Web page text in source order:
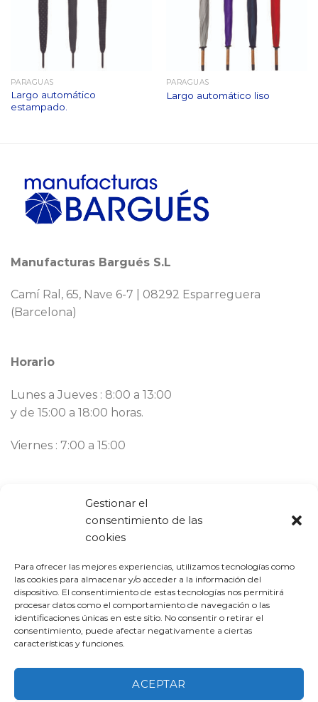
Gestionar el
consentimiento de las
cookies
Para ofrecer las mejores experiencias, utilizamos tecnologías como
las cookies para almacenar y/o acceder a la información del
dispositivo. El consentimiento de estas tecnologías nos permitirá
procesar datos como el comportamiento de navegación o las
identificaciones únicas en este sitio. No consentir o retirar el
consentimiento, puede afectar negativamente a ciertas
características y funciones.
ACEPTAR
PARAGUAS
Largo automático
estampado.
PARAGUAS
Largo automático liso
Manufacturas Bargués S.L
Camí Ral, 65, Nave 6-7 | 08292 Esparreguera
(Barcelona)
Horario
Lunes a Jueves : 8:00 a 13:00
y de 15:00 a 18:00 horas.
Viernes : 7:00 a 15:00
Llámanos ahora:93 777 82 58
bargues@mbargues.com
NEXT GENERATION (EU) DEL MECANISMO DE RECUPERACIÓN Y
RESILIENCIA